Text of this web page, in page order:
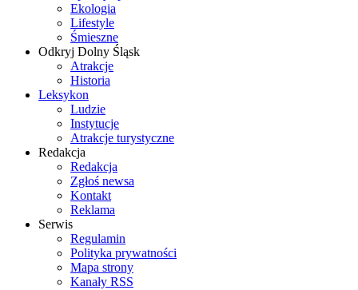
Ekologia
Lifestyle
Śmieszne
Odkryj Dolny Śląsk
Atrakcje
Historia
Leksykon
Ludzie
Instytucje
Atrakcje turystyczne
Redakcja
Redakcja
Zgłoś newsa
Kontakt
Reklama
Serwis
Regulamin
Polityka prywatności
Mapa strony
Kanały RSS